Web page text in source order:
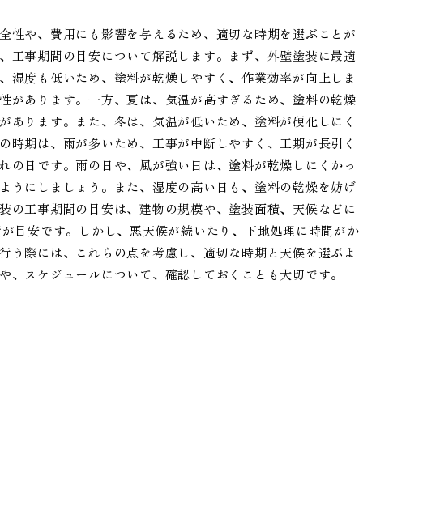
性や、費用にも影響を与えるため、適切な時期を選ぶことが
工事期間の目安について解説します。まず、外壁塗装に最適
湿度も低いため、塗料が乾燥しやすく、作業効率が向上しま
があります。一方、夏は、気温が高すぎるため、塗料の乾燥
ります。また、冬は、気温が低いため、塗料が硬化しにく
時期は、雨が多いため、工事が中断しやすく、工期が長引く
日です。雨の日や、風が強い日は、塗料が乾燥しにくかっ
うにしましょう。また、湿度の高い日も、塗料の乾燥を妨げ
の工事期間の目安は、建物の規模や、塗装面積、天候などに
目安です。しかし、悪天候が続いたり、下地処理に時間がか
う際には、これらの点を考慮し、適切な時期と天候を選ぶよ
スケジュールについて、確認しておくことも大切です。